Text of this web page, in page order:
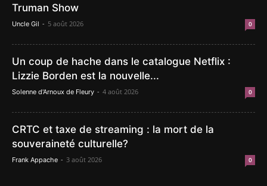
Truman Show
Uncle Gil - 5 août 2026 0
Un coup de hache dans le catalogue Netflix :
Lizzie Borden est la nouvelle...
Solenne d'Arnoux de Fleury - 4 août 2026 0
CRTC et taxe de streaming : la mort de la
souveraineté culturelle?
Frank Appache - 3 août 2026 0